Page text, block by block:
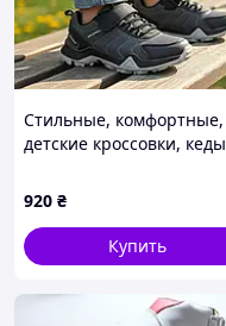
Стильные, комфортные,
детские кроссовки, кеды
РОЗМЕР: 32-36
920 ₴
Купить